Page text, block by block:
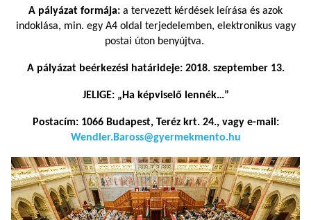
A pályázat formája: a tervezett kérdések leírása és azok
indoklása, min. egy A4 oldal terjedelemben, elektronikus vagy
postai úton benyújtva.
A pályázat beérkezési határideje: 2018. szeptember 13.
JELIGE: „Ha képviselő lennék…”
Postacím: 1066 Budapest, Teréz krt. 24., vagy e-mail:
Wendler.Baross@gyermekmento.hu